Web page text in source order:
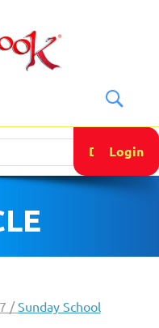
DONATE
Login
/Sunday School